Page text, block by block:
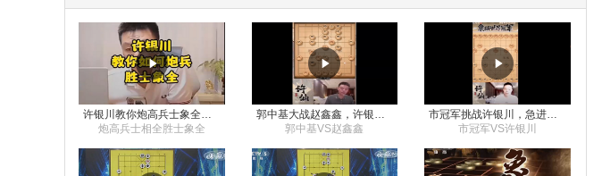
炮高兵士相全胜士象全
郭中基VS赵鑫鑫
市冠军VS许银川